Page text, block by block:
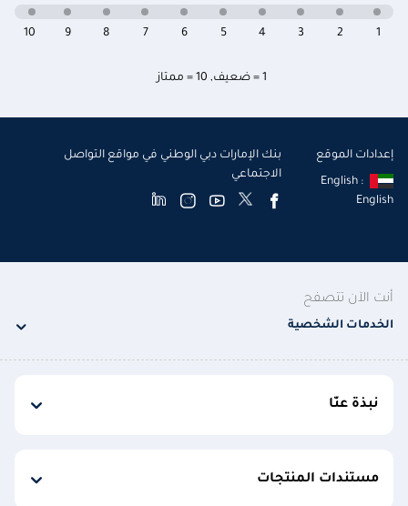
1 = ضعيف , 10 = ممتاز
10 9 8 7 6 5 4 3 2 1
إعدادات الموقع
English :
English
بنك الإمارات دبي الوطني في مواقع التواصل
الاجتماعي
أنت الآن تتصفح
الخدمات الشخصية
نبذة عنّا
مستندات المنتجات